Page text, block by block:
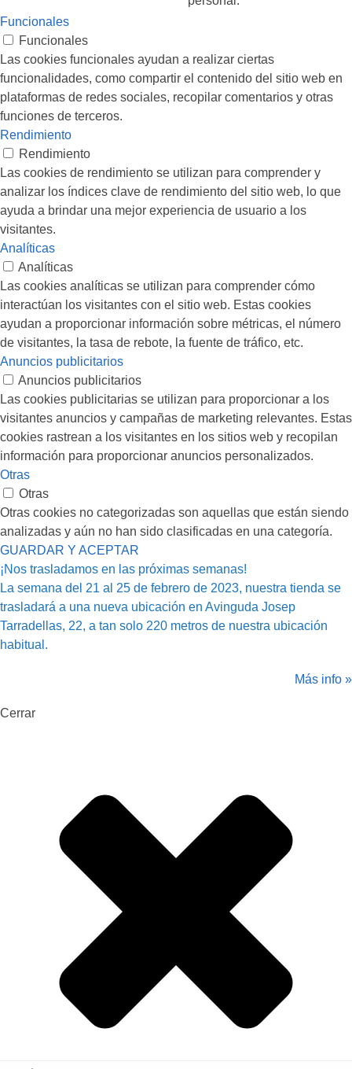
Funcionales
Funcionales
Las cookies funcionales ayudan a realizar ciertas
funcionalidades, como compartir el contenido del sitio web en
plataformas de redes sociales, recopilar comentarios y otras
funciones de terceros.
Rendimiento
Rendimiento
Las cookies de rendimiento se utilizan para comprender y
analizar los índices clave de rendimiento del sitio web, lo que
ayuda a brindar una mejor experiencia de usuario a los
visitantes.
Analíticas
Analíticas
Las cookies analíticas se utilizan para comprender cómo
interactúan los visitantes con el sitio web. Estas cookies
ayudan a proporcionar información sobre métricas, el número
de visitantes, la tasa de rebote, la fuente de tráfico, etc.
Anuncios publicitarios
Anuncios publicitarios
Las cookies publicitarias se utilizan para proporcionar a los
visitantes anuncios y campañas de marketing relevantes. Estas
cookies rastrean a los visitantes en los sitios web y recopilan
información para proporcionar anuncios personalizados.
Otras
Otras
Otras cookies no categorizadas son aquellas que están siendo
analizadas y aún no han sido clasificadas en una categoría.
GUARDAR Y ACEPTAR
¡Nos trasladamos en las próximas semanas!
La semana del 21 al 25 de febrero de 2023, nuestra tienda se
trasladará a una nueva ubicación en Avinguda Josep
Tarradellas, 22, a tan solo 220 metros de nuestra ubicación
habitual.
Más info »
Cerrar